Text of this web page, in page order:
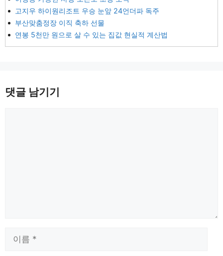
고지우 하이원리조트 우승 눈앞 24언더파 독주
부산맞춤정장 이직 축하 선물
연봉 5천만 원으로 살 수 있는 집값 현실적 계산법
댓글 남기기